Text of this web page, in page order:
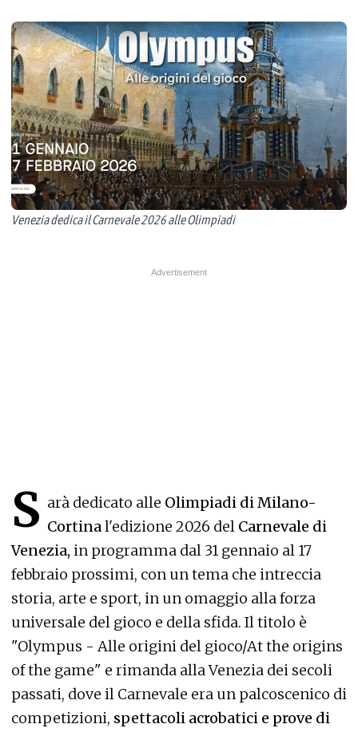
Venezia dedica il Carnevale 2026 alle Olimpiadi
S arà dedicato alle Olimpiadi di Milano-
Cortinal'edizione 2026 del Carnevale di
Venezia, in programma dal 31 gennaio al 17
febbraio prossimi, con un tema che intreccia
storia, arte e sport, in un omaggio alla forza
universale del gioco e della sfida. Il titolo è
"Olympus - Alle origini del gioco/At the origins
of the game" e rimanda alla Venezia dei secoli
passati, dove il Carnevale era un palcoscenico di
competizioni, spettacoli acrobatici e prove di